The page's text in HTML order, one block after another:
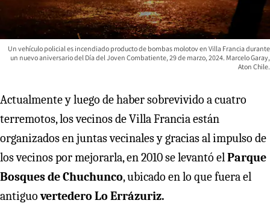
Un vehículo policial es incendiado producto de bombas molotov en Villa Francia durante
un nuevo aniversario del Día del Joven Combatiente, 29 de marzo, 2024. Marcelo Garay,
Aton Chile.
Actualmente y luego de haber sobrevivido a cuatro
terremotos, los vecinos de Villa Francia están
organizados en juntas vecinales y gracias al impulso de
los vecinos por mejorarla, en 2010 se levantó elParque
Bosques de Chuchunco, ubicado en lo que fuera el
antiguovertedero Lo Errázuriz.